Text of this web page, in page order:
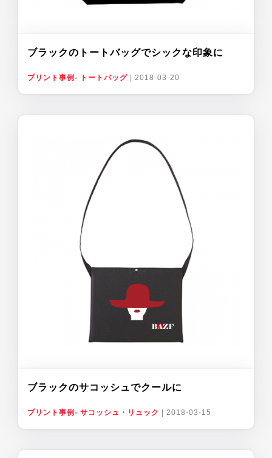
ブラックのトートバッグでシックな印象に
プリント事例- トートバッグ 2018-03-20
ブラックのサコッシュでクールに
プリント事例- サコッシュ・リュック 2018-03-15